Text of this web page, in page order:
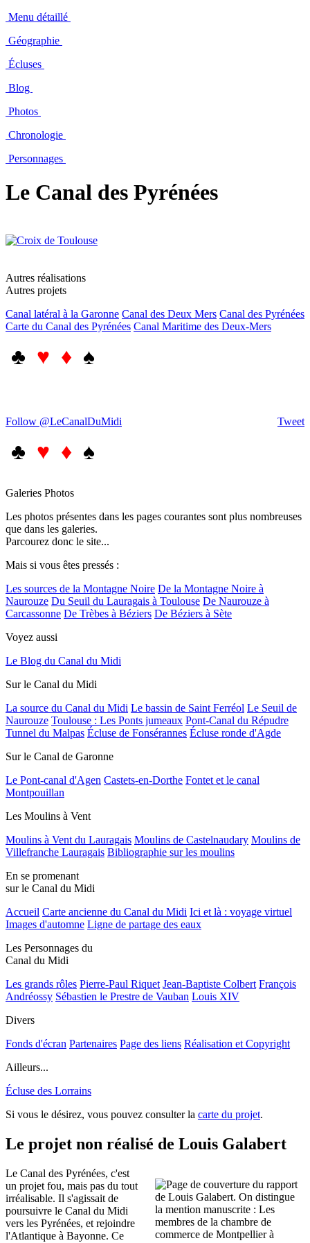
Menu détaillé
Géographie
Écluses
Blog
Photos
Chronologie
Personnages
Le Canal des Pyrénées
Autres réalisations
Autres projets
Canal latéral à la Garonne Canal des Deux Mers Canal des Pyrénées
Carte du Canal des Pyrénées Canal Maritime des Deux-Mers
♣ ♥ ♦ ♠
Tweet
Follow @LeCanalDuMidi
♣ ♥ ♦ ♠
Galeries Photos
Les photos présentes dans les pages courantes sont plus nombreuses
que dans les galeries.
Parcourez donc le site...
Mais si vous êtes pressés :
Les sources de la Montagne Noire De la Montagne Noire à
Naurouze Du Seuil du Lauragais à Toulouse De Naurouze à
Carcassonne De Trèbes à Béziers De Béziers à Sète
Voyez aussi
Le Blog du Canal du Midi
Sur le Canal du Midi
La source du Canal du Midi Le bassin de Saint Ferréol Le Seuil de
Naurouze Toulouse : Les Ponts jumeaux Pont-Canal du Répudre
Tunnel du Malpas Écluse de Fonsérannes Écluse ronde d'Agde
Sur le Canal de Garonne
Le Pont-canal d'Agen Castets-en-Dorthe Fontet et le canal
Montpouillan
Les Moulins à Vent
Moulins à Vent du Lauragais Moulins de Castelnaudary Moulins de
Villefranche Lauragais Bibliographie sur les moulins
En se promenant
sur le Canal du Midi
Accueil Carte ancienne du Canal du Midi Ici et là : voyage virtuel
Images d'automne Ligne de partage des eaux
Les Personnages du
Canal du Midi
Les grands rôles Pierre-Paul Riquet Jean-Baptiste Colbert François
Andréossy Sébastien le Prestre de Vauban Louis XIV
Divers
Fonds d'écran Partenaires Page des liens Réalisation et Copyright
Ailleurs...
Écluse des Lorrains
Si vous le désirez, vous pouvez consulter la carte du projet.
Le projet non réalisé de Louis Galabert
Le Canal des Pyrénées, c'est
un projet fou, mais pas du tout
irréalisable. Il s'agissait de
poursuivre le Canal du Midi
vers les Pyrénées, et rejoindre
l'Atlantique à Bayonne. Ce